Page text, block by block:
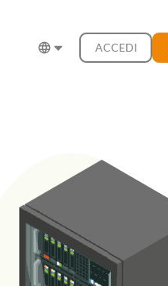
ACCEDI